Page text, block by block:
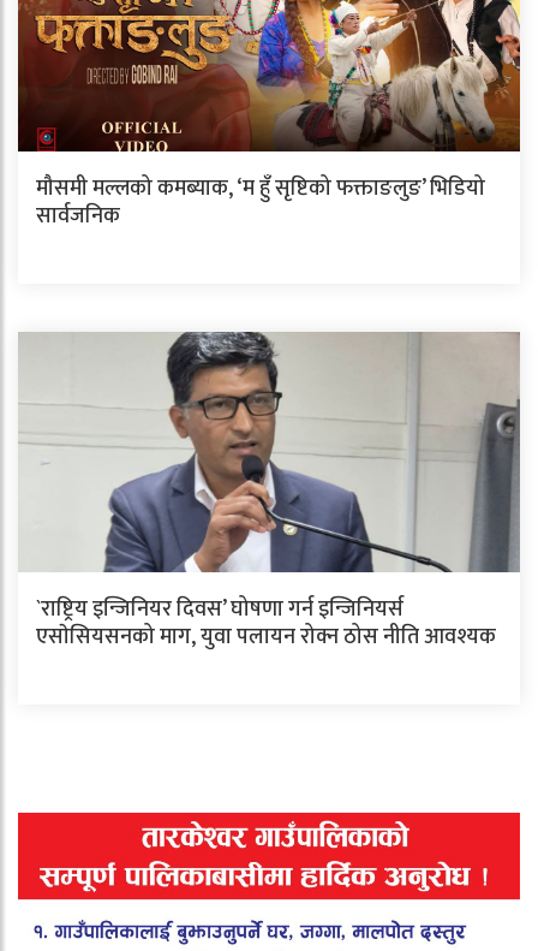
मौसमी मल्लको कमब्याक, ‘म हुँ सृष्टिको फक्ताङलुङ’ भिडियो
सार्वजनिक
`राष्ट्रिय इन्जिनियर दिवस’ घोषणा गर्न इन्जिनियर्स
एसाेसियसनको माग, युवा पलायन रोक्न ठोस नीति आवश्यक